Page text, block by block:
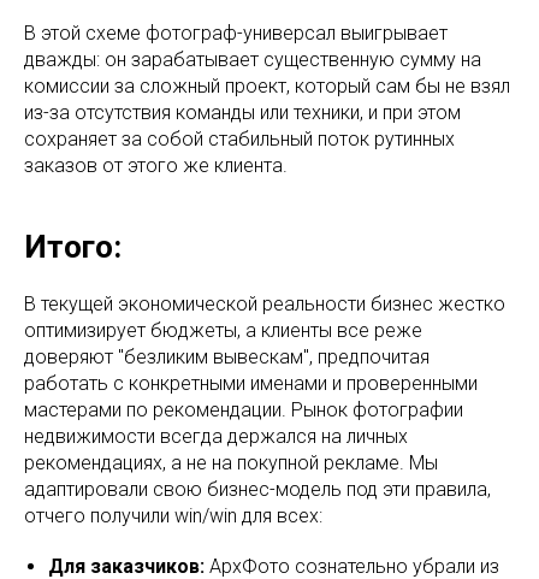
В этой схеме фотограф-универсал выигрывает
дважды: он зарабатывает существенную сумму на
комиссии за сложный проект, который сам бы не взял
из-за отсутствия команды или техники, и при этом
сохраняет за собой стабильный поток рутинных
заказов от этого же клиента.
Итого:
В текущей экономической реальности бизнес жестко
оптимизирует бюджеты, а клиенты все реже
доверяют "безликим вывескам", предпочитая
работать с конкретными именами и проверенными
мастерами по рекомендации. Рынок фотографии
недвижимости всегда держался на личных
рекомендациях, а не на покупной рекламе. Мы
адаптировали свою бизнес-модель под эти правила,
отчего получили win/win для всех:
Для заказчиков: АрхФото сознательно убрали из